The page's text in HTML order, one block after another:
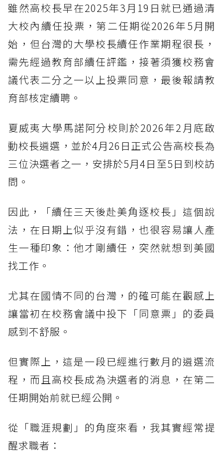
雖然高校長早在2025年3月19日就已通過清
大校內續任投票，第二任期從2026年5月開
始，但台灣的大學校長續任作業期程很長，
需先經過教育部續任評鑑，接著須獲校務會
議代表二分之一以上投票同意，最後報請教
育部核定續聘。
夏威夷大學馬諾阿分校則於2026年2月底啟
動校長遴選，並於4月26日正式公告高校長為
三位決選者之一，安排於5月4日至5日到校訪
問。
因此，「續任三天後赴美角逐校長」這個說
法，在日期上似乎沒有錯，也很容易讓人產
生一種印象：他才剛續任，突然就想到美國
找工作。
尤其在國情不同的台灣，的確可能在觀感上
讓當初在校務會議中投下「同意票」的委員
感到不舒服。
但實際上，這是一段已經進行數月的遴選流
程，而且高校長成為決選者的消息，在第二
任期開始前就已經公開。
從「職涯規劃」的角度來看，我其實經常提
醒求職者：